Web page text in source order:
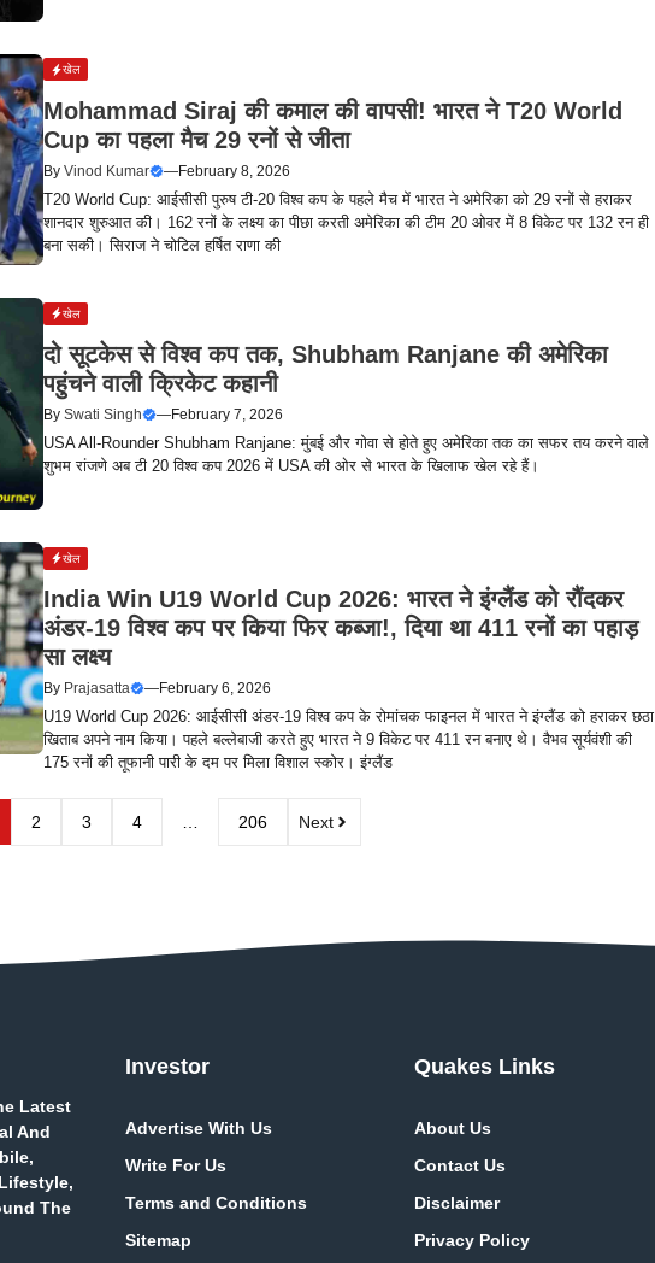
खेल
Mohammad Siraj की कमाल की वापसी! भारत ने T20 World
Cup का पहला मैच 29 रनों से जीता
ByVinod Kumar —February 8, 2026
T20 World Cup: आईसीसी पुरुष टी-20 विश्व कप के पहले मैच में भारत ने अमेरिका को 29 रनों से हराकर
शानदार शुरुआत की। 162 रनों के लक्ष्य का पीछा करती अमेरिका की टीम 20 ओवर में 8 विकेट पर 132 रन ही
बना सकी। सिराज ने चोटिल हर्षित राणा की
खेल
दो सूटकेस से विश्व कप तक, Shubham Ranjane की अमेरिका
पहुंचने वाली क्रिकेट कहानी
BySwati Singh —February 7, 2026
USA All-Rounder Shubham Ranjane: मुंबई और गोवा से होते हुए अमेरिका तक का सफर तय करने वाले
शुभम रांजणे अब टी 20 विश्व कप 2026 में USA की ओर से भारत के खिलाफ खेल रहे हैं।
खेल
India Win U19 World Cup 2026: भारत ने इंग्लैंड को रौंदकर
अंडर-19 विश्व कप पर किया फिर कब्जा!, दिया था 411 रनों का पहाड़
सा लक्ष्य
By Prajasatta —February 6, 2026
U19 World Cup 2026: आईसीसी अंडर-19 विश्व कप के रोमांचक फाइनल में भारत ने इंग्लैंड को हराकर छठा
खिताब अपने नाम किया। पहले बल्लेबाजी करते हुए भारत ने 9 विकेट पर 411 रन बनाए थे। वैभव सूर्यवंशी की
175 रनों की तूफानी पारी के दम पर मिला विशाल स्कोर। इंग्लैंड
2 3 4 206 Next
Latest
And
The
Investor
Advertise With Us
Write For Us
Terms and Conditions
Sitemap
Quakes Links
About Us
Contact Us
Disclaimer
Privacy Policy